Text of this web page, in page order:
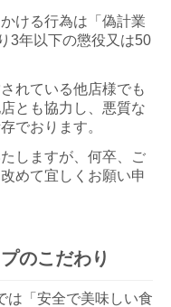
ける行為は「偽計業
3年以下の懲役又は50
れている他店様でも
とも協力し、悪質な
でおります。
しますが、何卒、ご
めて宜しくお願い申
のこだわり
は「安全で美味しい食